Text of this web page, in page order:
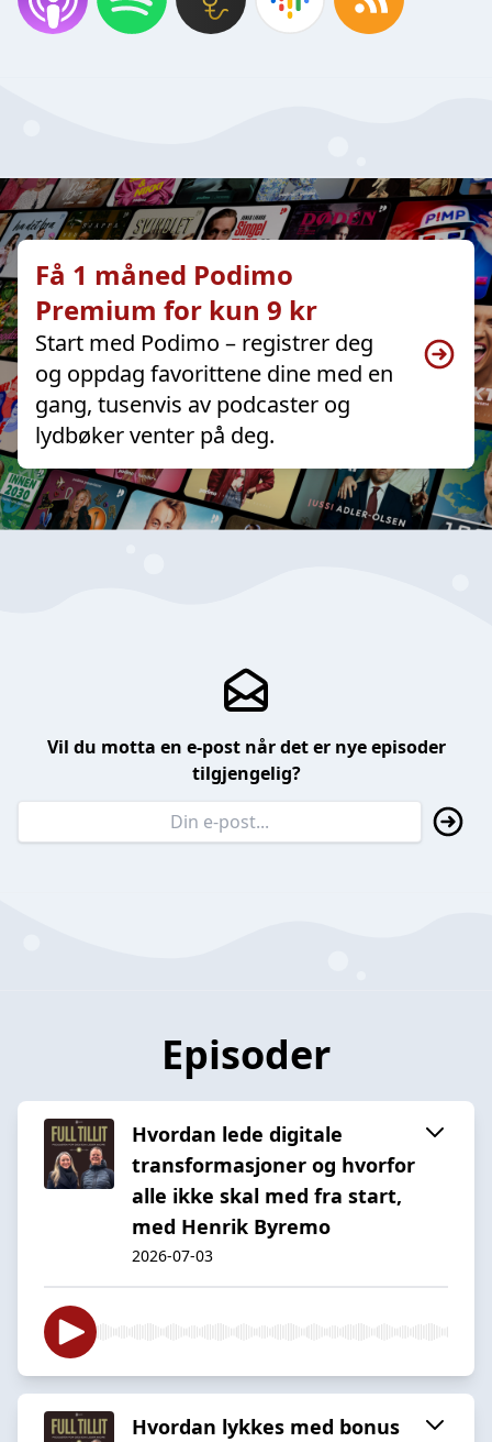
Få 1 måned Podimo
Premium for kun 9 kr
Start med Podimo – registrer deg
og oppdag favorittene dine med en
gang, tusenvis av podcaster og
lydbøker venter på deg.
Vil du motta en e-post når det er nye episoder
tilgjengelig?
Episoder
Hvordan lede digitale
transformasjoner og hvorfor
alle ikke skal med fra start,
med Henrik Byremo
2026-07-03
Hvordan lykkes med bonus